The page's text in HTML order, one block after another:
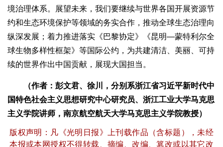
境治理体系。展望未来，我们要继续与世界各国开展资源节
约和生态环境保护等领域的务实合作，推动全球生态治理向
纵深发展；着力推进落实《巴黎协定》《昆明—蒙特利尔全
球生物多样性框架》等国际公约，为共建清洁、美丽、可持
续的世界作出中国贡献，展现大国担当。
（作者：彭文君、徐川，分别系浙江省习近平新时代中
国特色社会主义思想研究中心研究员、浙江工业大学马克思
主义学院讲师，南京航空航天大学马克思主义学院教授）
版权声明：凡《光明日报》上刊载作品（含标题），未经
本报或本网授权不得转载、摘编、改编、篡改或以其它改